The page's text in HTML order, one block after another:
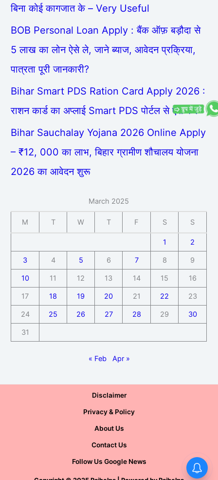
बिना कोई कागजात के – Very Useful
BOB Personal Loan Apply : बैंक ऑफ़ बड़ौदा से
5 लाख का लोन ऐसे ले, जाने ब्याज, आवेदन प्रक्रिया,
पात्रता पूरी जानकारी?
Bihar Smart PDS Ration Card Apply 2026 :
राशन कार्ड का अप्लाई Smart PDS पोर्टल से ऐसे करें
Bihar Sauchalay Yojana 2026 Online Apply
– ₹12, 000 का लाभ, बिहार ग्रामीण शौचालय योजना
2026 का आवेदन शुरू
March 2025
M T W T F S S
1 2
3 4 5 6 7 8 9
10 11 12 13 14 15 16
17 18 19 20 21 22 23
24 25 26 27 28 29 30
31
« Feb Apr »
Disclaimer
Privacy & Policy
About Us
Contact Us
Follow Us Google News